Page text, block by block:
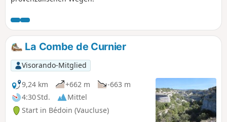
La Combe de Curnier
Visorando-Mitglied
9,24 km
+662 m
-663 m
4:30 Std.
Mittel
Start in Bédoin (Vaucluse)